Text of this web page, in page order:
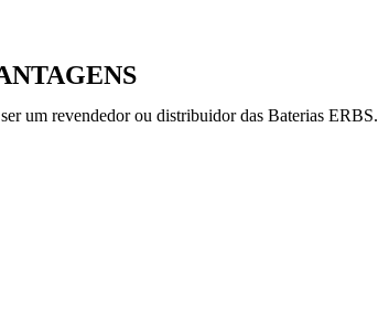
um revendedor ou distribuidor das Baterias ERBS.